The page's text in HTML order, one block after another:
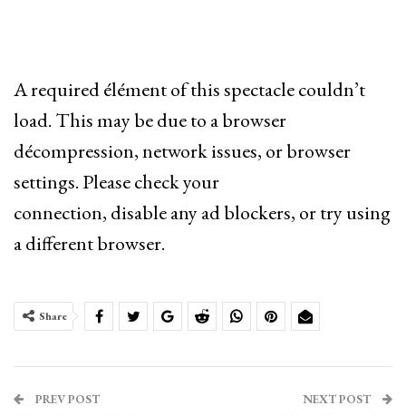
A required élément of this spectacle couldn’t
load. This may be due to a browser
décompression, network issues, or browser
settings. Please check your
connection, disable any ad blockers, or try using
a different browser.
Share
PREV POST NEXT POST